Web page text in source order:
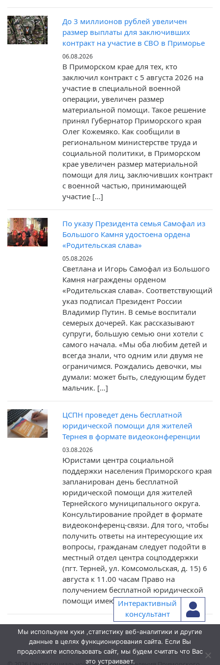
До 3 миллионов рублей увеличен
размер выплаты для заключивших
контракт на участие в СВО в Приморье
06.08.2026
В Приморском крае для тех, кто
заключил контракт c 5 августа 2026 на
участие в специальной военной
операции, увеличен размер
материальной помощи. Такое решение
принял Губернатор Приморского края
Олег Кожемяко. Как сообщили в
региональном министерстве труда и
социальной политики, в Приморском
крае увеличен размер материальной
помощи для лиц, заключивших контракт
с военной частью, принимающей
участие […]
По указу Президента семья Самофал из
Большого Камня удостоена ордена
«Родительская слава»
05.08.2026
Светлана и Игорь Самофал из Большого
Камня награждены орденом
«Родительская слава». Соответствующий
указ подписал Президент России
Владимир Путин. В семье воспитали
семерых дочерей. Как рассказывают
супруги, большую семью они хотели с
самого начала. «Мы оба любим детей и
всегда знали, что одним или двумя не
ограничимся. Рождались девочки, мы
думали: может быть, следующим будет
мальчик. […]
ЦСПН проведет день бесплатной
юридической помощи для жителей
Тернея в формате видеоконференции
03.08.2026
Юристами центра социальной
поддержки населения Приморского края
запланирован день бесплатной
юридической помощи для жителей
Тернейского муниципального округа.
Консультирование пройдет в формате
видеоконференц-связи. Для того, чтобы
получить ответы на интересующие их
вопросы, гражданам следует подойти в
местный отдел центра соцподдержки
(пгт. Терней, ул. Комсомольская, д. 15) 6
августа к 11.00 часам Право на
получением бесплатной юридической
помощи имеют […]Интерактивный
консультант
Мы используем куки ,статистику веб-аналитики и другие
данные в целях функционирования сайта. Если Вы
продолжите использовать сайт, мы будем считать что Вас
это устраивает.